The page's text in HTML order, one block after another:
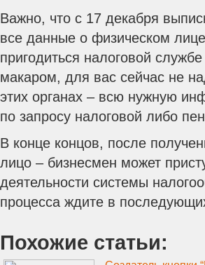
Важно, что с 17 декабря
все данные о физическом
пригодиться налоговой
макаром, для вас сейчас не
этих органах – всю нужную
по запросу налоговой либо
В конце концов, после
лицо – бизнесмен может
деятельности системы
процесса ждите в
Похожие статьи: